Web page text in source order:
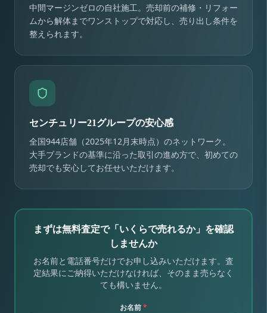
中間マージンゼロの自社施工。売却前の補修・リフォー
ムから解体までワンストップで対応し、売り出し条件を
整えられます。
センチュリー21グループの安心感
全国944店舗（2025年12月末時点）のネットワーク。
大手ブランドの基準に沿った取引の進め方で、初めての
売却でも安心してお任せいただけます。
まずは無料査定で「いくらで売れるか」を確認
しませんか
お名前と電話番号だけでお申し込みいただけます。査
定結果にご納得いただけなければ、そのまま売らなく
ても構いません。
お名前*